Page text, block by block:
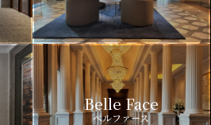
Belle Face
ベルファース